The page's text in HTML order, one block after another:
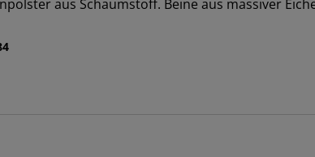
aus Schaumstoff. Beine aus massiver